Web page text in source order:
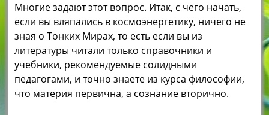
Многие задают этот вопрос. Итак, с чего начать,
если вы вляпались в космоэнергетику, ничего не
зная о Тонких Мирах, то есть если вы из
литературы читали только справочники и
учебники, рекомендуемые солидными
педагогами, и точно знаете из курса философии,
что материя первична, а сознание вторично.